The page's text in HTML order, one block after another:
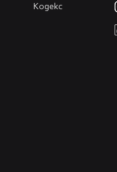
Кодекс